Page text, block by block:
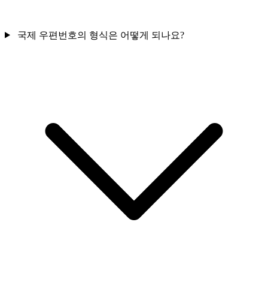
국제 우편번호의 형식은 어떻게 되나요?